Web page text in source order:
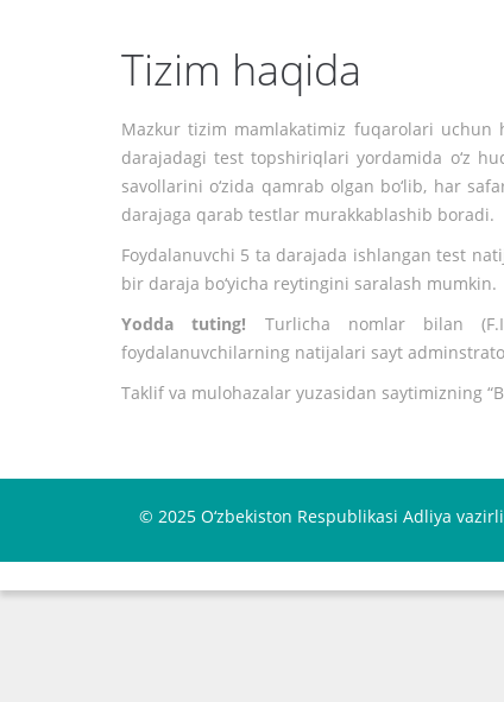
Tizim haqida
Mazkur tizim mamlakatimiz fuqarolari uchun
darajadagi test topshiriqlari yordamida o‘z
savollarini o‘zida qamrab olgan bo‘lib, har
darajaga qarab testlar murakkablashib boradi.
Foydalanuvchi 5 ta darajada ishlangan test
bir daraja bo‘yicha reytingini saralash mumkin.
Yodda tuting! Turlicha nomlar bilan
foydalanuvchilarning natijalari sayt
Taklif va mulohazalar yuzasidan saytimizning
© 2025 O‘zbekiston Respublikasi Adliya